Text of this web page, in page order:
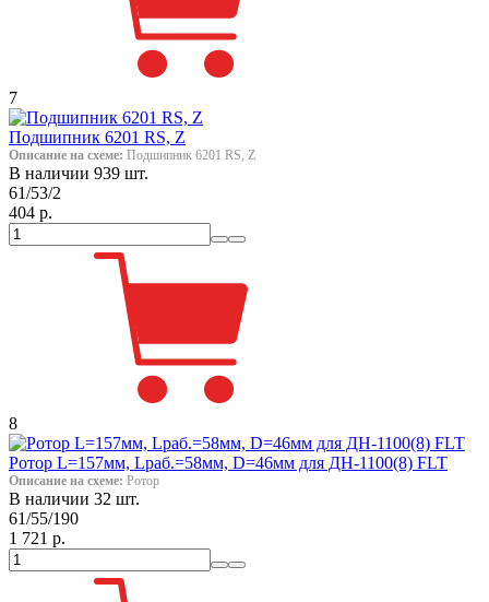
7
Подшипник 6201 RS, Z
Описание на схеме: Подшипник 6201 RS, Z
В наличии 939 шт.
61/53/2
404 р.
8
Ротор L=157мм, Lраб.=58мм, D=46мм для ДН-1100(8) FLT
Описание на схеме: Ротор
В наличии 32 шт.
61/55/190
1 721 р.